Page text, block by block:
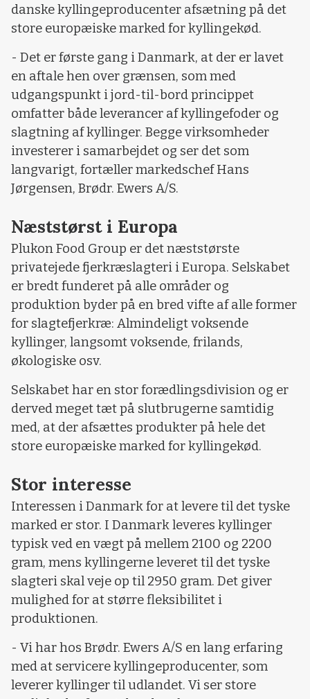
danske kyllingeproducenter afsætning på det
store europæiske marked for kyllingekød.
- Det er første gang i Danmark, at der er lavet
en aftale hen over grænsen, som med
udgangspunkt i jord-til-bord princippet
omfatter både leverancer af kyllingefoder og
slagtning af kyllinger. Begge virksomheder
investerer i samarbejdet og ser det som
langvarigt, fortæller markedschef Hans
Jørgensen, Brødr. Ewers A/S.
Næststørst i Europa
Plukon Food Group er det næststørste
privatejede fjerkræslagteri i Europa. Selskabet
er bredt funderet på alle områder og
produktion byder på en bred vifte af alle former
for slagtefjerkræ: Almindeligt voksende
kyllinger, langsomt voksende, frilands,
økologiske osv.
Selskabet har en stor forædlingsdivision og er
derved meget tæt på slutbrugerne samtidig
med, at der afsættes produkter på hele det
store europæiske marked for kyllingekød.
Stor interesse
Interessen i Danmark for at levere til det tyske
marked er stor. I Danmark leveres kyllinger
typisk ved en vægt på mellem 2100 og 2200
gram, mens kyllingerne leveret til det tyske
slagteri skal veje op til 2950 gram. Det giver
mulighed for at større fleksibilitet i
produktionen.
- Vi har hos Brødr. Ewers A/S en lang erfaring
med at servicere kyllingeproducenter, som
leverer kyllinger til udlandet. Vi ser store